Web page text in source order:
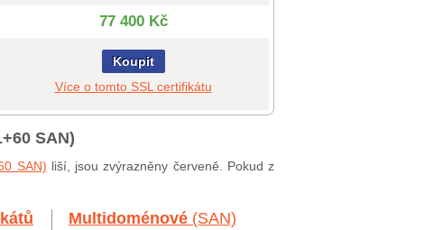
77 400 Kč
Koupit
Více o tomto SSL certifikátu
SAN)
SAN) liší, jsou zvýrazněny červeně. Pokud z
Multidoménové (SAN)